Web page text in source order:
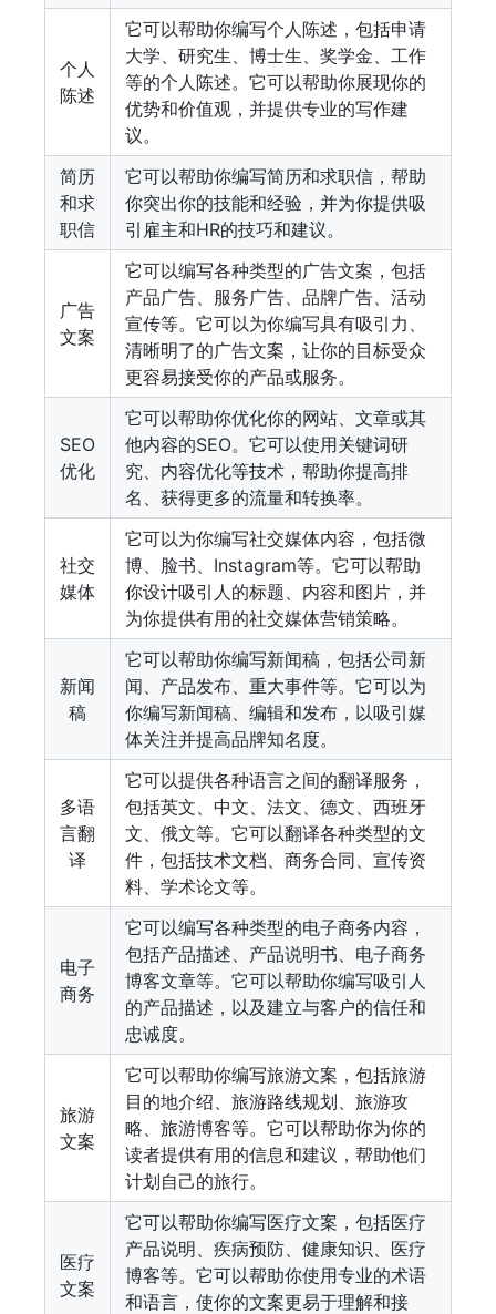
个人
陈述
它可以帮助你编写个人陈述，包括申请
大学、研究生、博士生、奖学金、工作
等的个人陈述。它可以帮助你展现你的
优势和价值观，并提供专业的写作建
议。
简历
和求
职信
它可以帮助你编写简历和求职信，帮助
你突出你的技能和经验，并为你提供吸
引雇主和HR的技巧和建议。
广告
文案
它可以编写各种类型的广告文案，包括
产品广告、服务广告、品牌广告、活动
宣传等。它可以为你编写具有吸引力、
清晰明了的广告文案，让你的目标受众
更容易接受你的产品或服务。
SEO
优化
它可以帮助你优化你的网站、文章或其
他内容的SEO。它可以使用关键词研
究、内容优化等技术，帮助你提高排
名、获得更多的流量和转换率。
社交
媒体
它可以为你编写社交媒体内容，包括微
博、脸书、Instagram等。它可以帮助
你设计吸引人的标题、内容和图片，并
为你提供有用的社交媒体营销策略。
新闻
稿
它可以帮助你编写新闻稿，包括公司新
闻、产品发布、重大事件等。它可以为
你编写新闻稿、编辑和发布，以吸引媒
体关注并提高品牌知名度。
多语
言翻
译
它可以提供各种语言之间的翻译服务，
包括英文、中文、法文、德文、西班牙
文、俄文等。它可以翻译各种类型的文
件，包括技术文档、商务合同、宣传资
料、学术论文等。
电子
商务
它可以编写各种类型的电子商务内容，
包括产品描述、产品说明书、电子商务
博客文章等。它可以帮助你编写吸引人
的产品描述，以及建立与客户的信任和
忠诚度。
旅游
文案
它可以帮助你编写旅游文案，包括旅游
目的地介绍、旅游路线规划、旅游攻
略、旅游博客等。它可以帮助你为你的
读者提供有用的信息和建议，帮助他们
计划自己的旅行。
医疗
文案
它可以帮助你编写医疗文案，包括医疗
产品说明、疾病预防、健康知识、医疗
博客等。它可以帮助你使用专业的术语
和语言，使你的文案更易于理解和接